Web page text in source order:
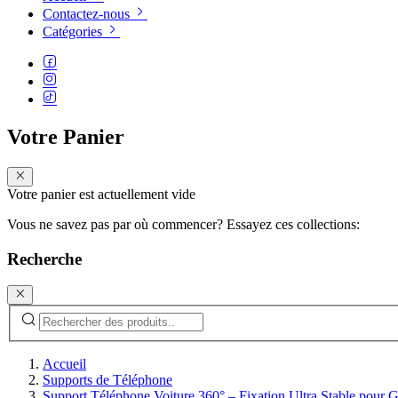
Contactez-nous
Catégories
Votre Panier
Votre panier est actuellement vide
Vous ne savez pas par où commencer? Essayez ces collections:
Recherche
Accueil
Supports de Téléphone